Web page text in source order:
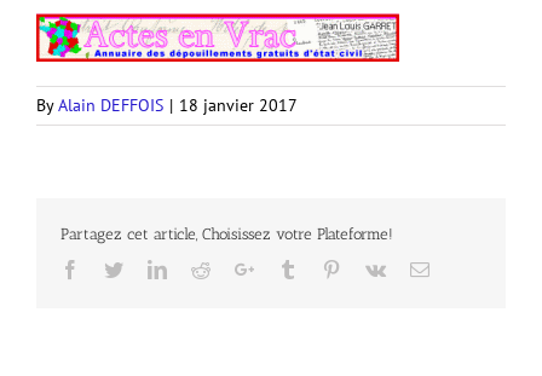
ByAlain DEFFOIS | 18 janvier 2017
Partagez cet article, Choisissez votre Plateforme!
Facebook
TwitterLinkedIn
RedditGoogle+Tumblr Pinterest
Vk Email